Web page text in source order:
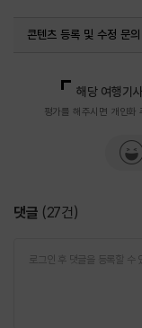
콘텐츠 등록 및 수정 문의
해당 여행기
평가를 해주시면 개인화
댓글 (27건)